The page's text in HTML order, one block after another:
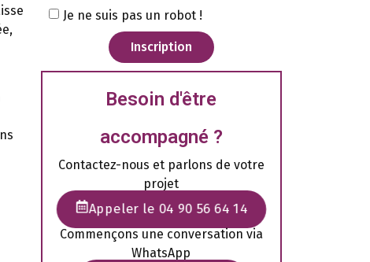
Je ne suis pas un robot !
Inscription
Besoin d'être
accompagné ?
Contactez-nous et parlons de votre
projet
Appeler le 04 90 56 64 14
Commençons une conversation via
WhatsApp